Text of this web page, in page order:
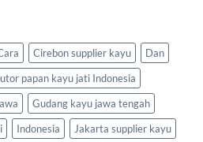
Cirebon supplier kayu
Dan
papan kayu jati Indonesia
Gudang kayu jawa tengah
Indonesia
Jakarta supplier kayu